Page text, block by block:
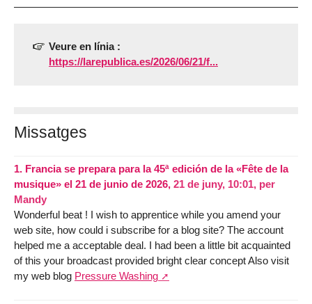
Veure en línia :
https://larepublica.es/2026/06/21/f...
Missatges
1. Francia se prepara para la 45ª edición de la «Fête de la
musique» el 21 de junio de 2026, 21 de juny, 10:01, per
Mandy
Wonderful beat ! I wish to apprentice while you amend your
web site, how could i subscribe for a blog site? The account
helped me a acceptable deal. I had been a little bit acquainted
of this your broadcast provided bright clear concept Also visit
my web blog Pressure Washing